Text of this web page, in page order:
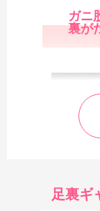
ガニ
裏が
足裏ギ